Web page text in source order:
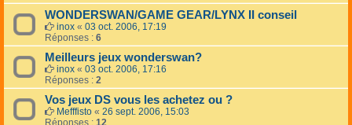
WONDERSWAN/GAME GEAR/LYNX II conseil
inox « 03 oct. 2006, 17:19
Réponses : 6
Meilleurs jeux wonderswan?
inox « 03 oct. 2006, 17:16
Réponses : 2
Vos jeux DS vous les achetez ou ?
Mefffisto « 26 sept. 2006, 15:03